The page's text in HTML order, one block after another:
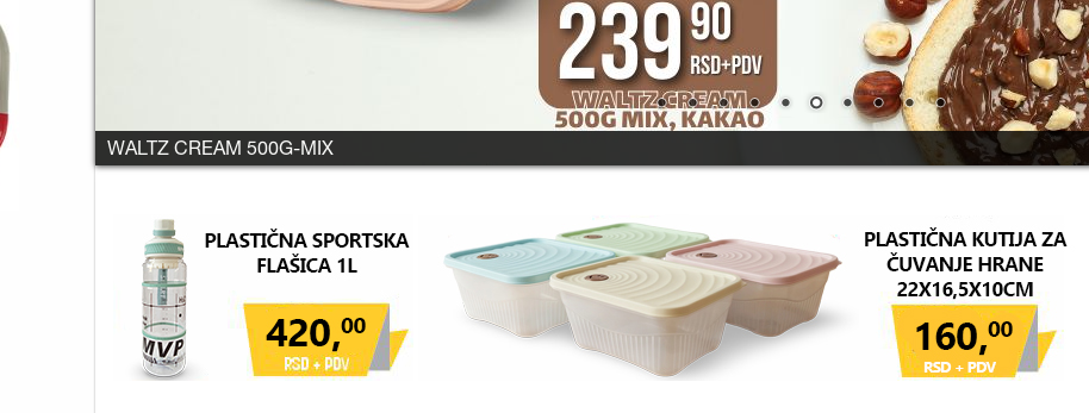
VINO STOBI VIŠE VRSTA